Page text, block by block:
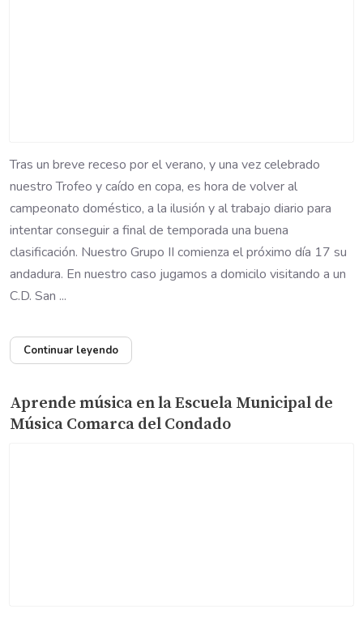
Tras un breve receso por el verano, y una vez celebrado
nuestro Trofeo y caído en copa, es hora de volver al
campeonato doméstico, a la ilusión y al trabajo diario para
intentar conseguir a final de temporada una buena
clasificación. Nuestro Grupo II comienza el próximo día 17 su
andadura. En nuestro caso jugamos a domicilo visitando a un
C.D. San ...
Continuar leyendo
Aprende música en la Escuela Municipal de
Música Comarca del Condado